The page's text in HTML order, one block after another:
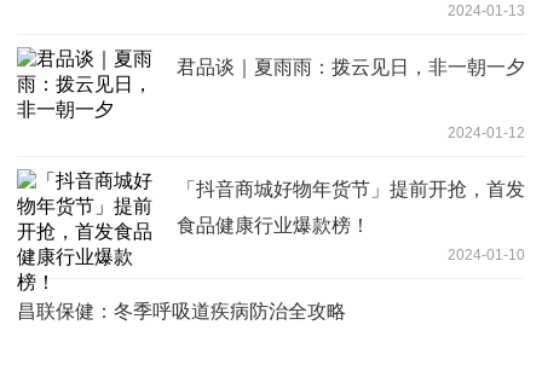
2024-01-13
君品谈｜夏雨雨：拨云见日，非一朝一夕
2024-01-12
「抖音商城好物年货节」提前开抢，首发
食品健康行业爆款榜！
2024-01-10
昌联保健：冬季呼吸道疾病防治全攻略